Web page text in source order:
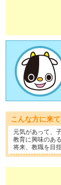
こんな方に来
元気があって、
教育に興味のある
将来、教職を目